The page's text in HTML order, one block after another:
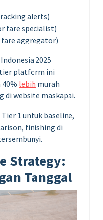
alerts)
fare specialist)
aggregator)
2025
platform ini
lebih murah
di website maskapai.
1 untuk baseline,
finishing di
Strategy:
Tanggal